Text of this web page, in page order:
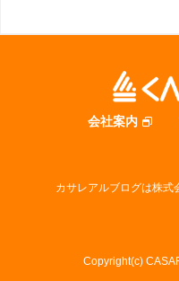
会社案内
カサレアルブログは株式
Copyright(c)